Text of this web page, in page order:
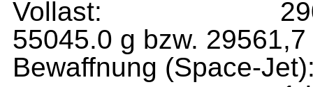
Vollast: 290 km/
55045.0 g bzw. 29561,7
Bewaffnung (Space-